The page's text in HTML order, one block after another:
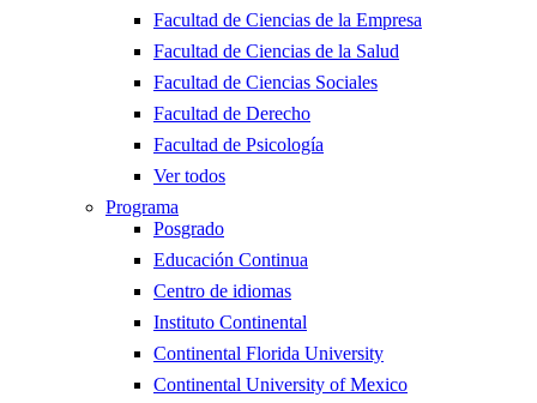
Facultad de Ciencias de la Empresa
Facultad de Ciencias de la Salud
Facultad de Ciencias Sociales
Facultad de Derecho
Facultad de Psicología
Ver todos
Programa
Posgrado
Educación Continua
Centro de idiomas
Instituto Continental
Continental Florida University
Continental University of Mexico